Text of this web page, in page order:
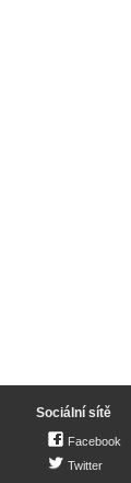
Sociální sítě
Facebook
Twitter